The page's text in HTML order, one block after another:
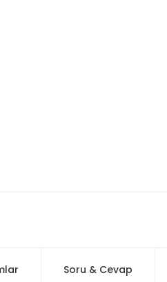
Soru & Cevap